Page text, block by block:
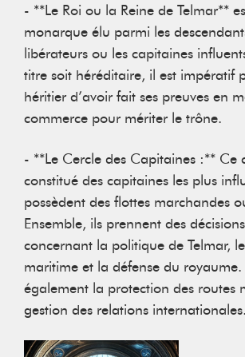
- **Le Roi ou la Reine de Telmar**
monarque élu parmi les
libérateurs ou les capitaines
titre soit héréditaire, il est impératif
héritier d’avoir fait ses preuves en
commerce pour mériter le trône.
- **Le Cercle des Capitaines :** Ce
constitué des capitaines les plus
possèdent des flottes marchandes
Ensemble, ils prennent des
concernant la politique de Telmar,
maritime et la défense du royaume.
également la protection des routes
gestion des relations internationales.